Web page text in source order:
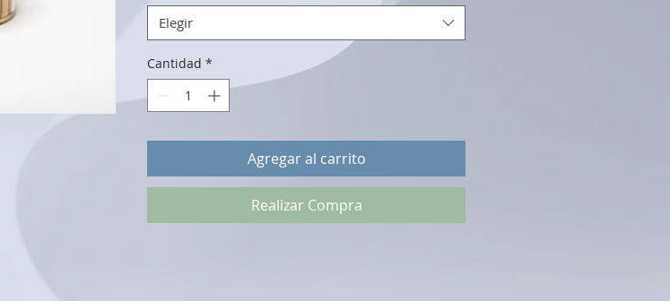
Elegir
Cantidad *
Agregar al carrito
Realizar Compra